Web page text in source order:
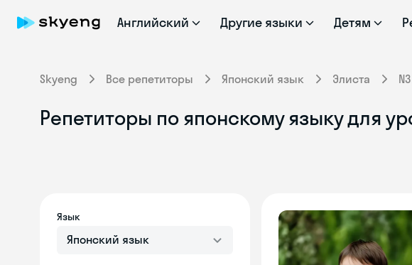
Английский Другие языки Детям
Skyeng Все репетиторы Японский язык Элиста
Репетиторы по японскому языку для
Язык
Японский язык